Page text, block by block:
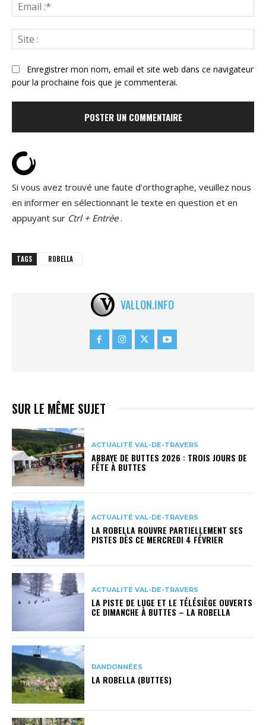
:*
:
Enregistrer mon nom, email et site web dans ce navigateur
pour la prochaine fois que je commenterai.
Si vous avez trouvé une faute d’orthographe, veuillez nous
en informer en sélectionnant le texte en question et en
appuyant sur Ctrl + Entrée.
TAGS ROBELLA
VALLON.INFO
SUR LE MÊME SUJET
ACTUALITÉ VAL-DE-TRAVERS
ABBAYE DE BUTTES 2026 : TROIS JOURS DE
FÊTE À BUTTES
ACTUALITÉ VAL-DE-TRAVERS
LA ROBELLA ROUVRE PARTIELLEMENT SES
PISTES DÈS CE MERCREDI 4 FÉVRIER
ACTUALITÉ VAL-DE-TRAVERS
LA PISTE DE LUGE ET LE TÉLÉSIÈGE OUVERTS
CE DIMANCHE À BUTTES – LA ROBELLA
RANDONNÉES
LA ROBELLA (BUTTES)